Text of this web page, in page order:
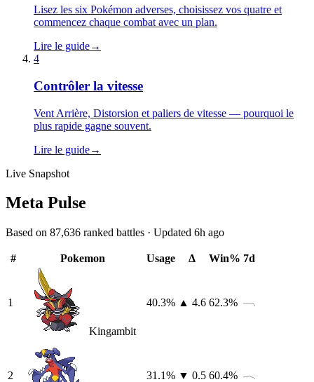
Lisez les six Pokémon adverses, choisissez vos quatre et
commencez chaque combat avec un plan.
Lire le guide→
4
Contrôler la vitesse
Vent Arrière, Distorsion et paliers de vitesse — pourquoi le
plus rapide gagne souvent.
Lire le guide→
Live Snapshot
Meta Pulse
Based on 87,636 ranked battles · Updated 6h ago
# Pokemon Usage Δ Win% 7d
1
Kingambit
40.3% ▲ 4.6 62.3%
2 31.1% ▼ 0.5 60.4%